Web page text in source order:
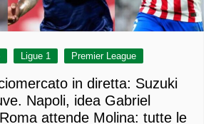
Ligue 1 Premier League
in diretta: Suzuki
Napoli, idea Gabriel
attende Molina: tutte le